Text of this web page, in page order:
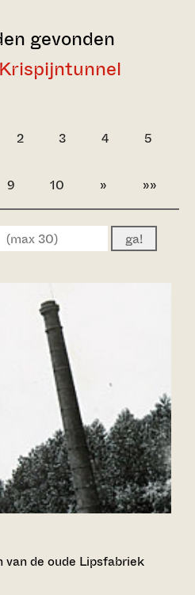
gevonden
2 3 4 5
9 10 » »»
ga!
de oude Lipsfabriek